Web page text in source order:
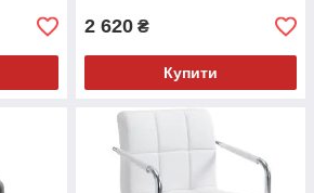
2 620 ₴
Купити